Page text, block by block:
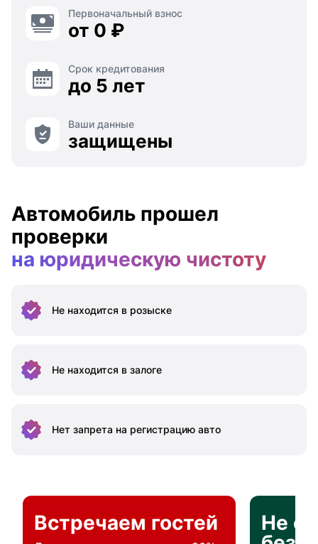
Первоначальный взнос
от 0 ₽
Срок кредитования
до 5 лет
Ваши данные
защищены
Автомобиль прошел
проверки
на юридическую чистоту
Не находится в розыске
Не находится в залоге
Нет запрета на регистрацию авто
Встречаем гостей
Не